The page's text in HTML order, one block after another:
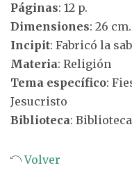
Páginas: 12 p.
Dimensiones: 26 cm.
Incipit: Fabricó la
Materia: Religión
Tema específico:
Jesucristo
Biblioteca:
Volver